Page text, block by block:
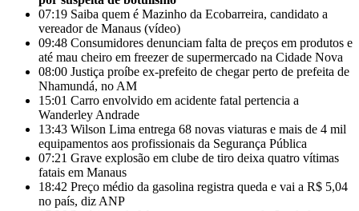
07:19 Saiba quem é Mazinho da Ecobarreira, candidato a
vereador de Manaus (vídeo)
09:48 Consumidores denunciam falta de preços em produtos e
até mau cheiro em freezer de supermercado na Cidade Nova
08:00 Justiça proíbe ex-prefeito de chegar perto de prefeita de
Nhamundá, no AM
15:01 Carro envolvido em acidente fatal pertencia a
Wanderley Andrade
13:43 Wilson Lima entrega 68 novas viaturas e mais de 4 mil
equipamentos aos profissionais da Segurança Pública
07:21 Grave explosão em clube de tiro deixa quatro vítimas
fatais em Manaus
18:42 Preço médio da gasolina registra queda e vai a R$ 5,04
no país, diz ANP